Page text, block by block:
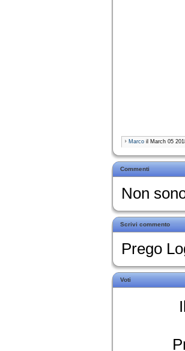
Marco il March 05
Commenti
Non
Scrivi commento
Prego
Voti